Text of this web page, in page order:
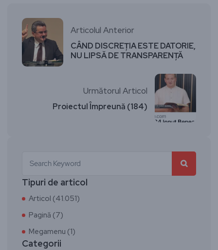
Articolul Anterior
CÂND DISCREȚIA ESTE DATORIE,
NU LIPSĂ DE TRANSPARENȚĂ
Următorul Articol
Proiectul Împreună (184)
Tipuri de articol
Articol (41.051)
Pagină (7)
Megamenu (1)
Categorii